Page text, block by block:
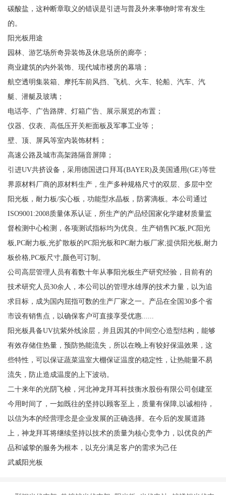
碳酸盐，这种断章取义的错误是引进与普及外来事物时常有发生
的。
阳光板用途
园林、游艺场所奇异装饰及休息场所的廊亭；
商业建筑的内外装饰、现代城市楼房的幕墙；
航空透明集装箱、摩托车前风挡、飞机、火车、轮船、汽车、汽
艇、潜艇及玻璃；
电话亭、广告路牌、灯箱广告、展示展览的布置；
仪器、仪表、高低压开关柜面板及军事工业等；
壁、顶、屏风等室内装饰材料；
高速公路及城市高架路隔音屏障；
引进UV共挤设备，采用德国进口拜耳(BAYER)及美国通用(GE)等世
界原材料厂商的原材料生产，生产多种规格尺寸的双层、多层中空
阳光板，耐力板/实心板，功能型水晶板，防雾滴板。本公司通过
ISO9001:2008质量体系认证，所生产的产品经国家化学建材质量监
督检测中心检测，各项测试指标均为优良。生产销售PC板,PC阳光
板,PC耐力板,光扩散板的PC阳光板和PC耐力板厂家;提供阳光板,耐力
板价格,PC板尺寸,颜色可订制。
公司高层管理人员有着数十年从事阳光板生产研究经验，目前有的
技术研究人员30余人，本公司以的管理水雄厚的技术力量，以为追
求目标，成为国内屈指可数的生产厂家之一。产品在全国30多个省
市设有销售点，以确保客户可直接享受优惠......
阳光板具备UV抗紫外线涂层，并且因其的中间空心造型结构，能够
有效存储住热量，预防热能流失，所以在晚上有较好保温效果，这
些特性，可以保证蔬菜温室大棚保证温度的稳定性，让热能量不易
流失，防止造成温度的上下波动。
二十来年的光阴飞梭，河北神龙拜耳科技衡水股份有限公司创建至
今用时间了，一如既往的坚持以顾客至上，质量有保障,以诚相待，
以信为本的经营理念是企业发展的正确选择。在今后的发展道路
上，神龙拜耳将继续坚持以技术的质量为核心竞争力，以优良的产
品和诚挚的服务为根本，以充分满足客户的需求为己任
武威阳光板